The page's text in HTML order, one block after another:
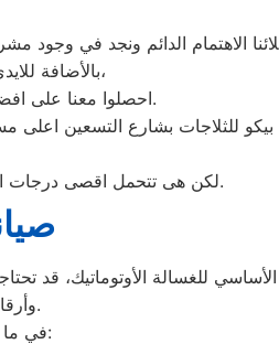
بالأضافة للايدي المدربة صاحبة الخبرة في كافة اعطال ثلاجات بيكو بجميع موديلاتها القديم منها والحديث،
احصلوا معنا على افضل خدمة للثلاجات في شارع التسعين من خلال رقم مركز صيانه بيكو المعتمد في شارع التسعين.
للثلاجات بشارع التسعين اعلى
لكن هى تتحمل اقصى درجات الحرارة الصيف تعمل فى اسواء الظروف باستمرارية فى التشغيل المتواصل حيث لا يضاهيها اى ثلاجات اخر.
للغسالة الأوتوماتيك، قد
وأرقام التليفونات الوهمية لشركات صيانة غير معروفة، ما قد يعرضك لعمليات النصب.
في ما يلي جمعنا لك أرقام صيانة الغسالة الأوتوماتيك لأشهر الماركات في شارع التسعين: